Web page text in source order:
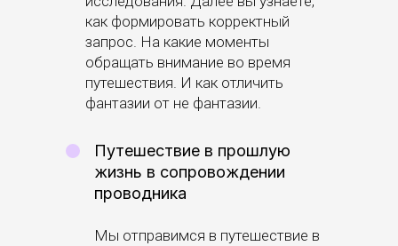
как формировать корректный
запрос. На какие моменты
обращать внимание во время
путешествия. И как отличить
фантазии от не фантазии.
Мы отправимся в путешествие в
Путешествие в прошлую
жизнь в сопровождении
проводника